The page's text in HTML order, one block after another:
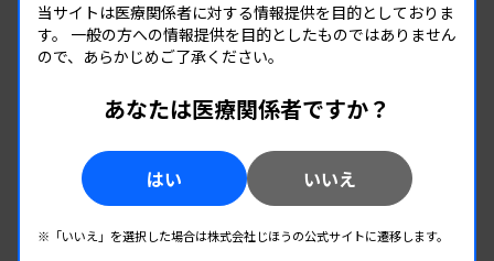
当サイトは医療関係者に対する情報提供を目的としておりま
す。 一般の方への情報提供を目的としたものではありません
ので、あらかじめご了承ください。
あなたは医療関係者ですか？
はい いいえ
※「いいえ」を選択した場合は株式会社じほうの公式サイトに遷移します。